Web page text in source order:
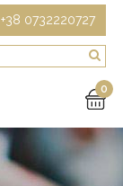
+38 0732220727
0